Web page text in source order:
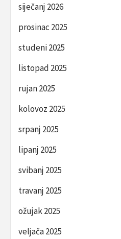
siječanj 2026
prosinac 2025
studeni 2025
listopad 2025
rujan 2025
kolovoz 2025
srpanj 2025
lipanj 2025
svibanj 2025
travanj 2025
ožujak 2025
veljača 2025